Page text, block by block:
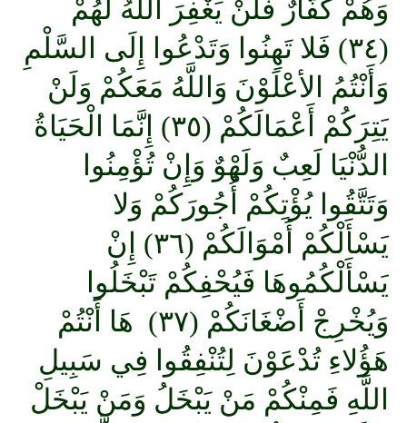
وَهُمْ كُفَّارٌ فَلَنْ يَغْفِرَ اللَّهُ لَهُمْ
(٣٤) فَلا تَهِنُوا وَتَدْعُوا إِلَى السَّلْمِ
وَأَنْتُمُ الأعْلَوْنَ وَاللَّهُ مَعَكُمْ وَلَنْ
يَتِرَكُمْ أَعْمَالَكُمْ (٣٥) إِنَّمَا الْحَيَاةُ
الدُّنْيَا لَعِبٌ وَلَهْوٌ وَإِنْ تُؤْمِنُوا
وَتَتَّقُوا يُؤْتِكُمْ أُجُورَكُمْ وَلا
يَسْأَلْكُمْ أَمْوَالَكُمْ (٣٦) إِنْ
يَسْأَلْكُمُوهَا فَيُحْفِكُمْ تَبْخَلُوا
وَيُخْرِجْ أَضْغَانَكُمْ (٣٧) هَا أَنْتُمْ
هَؤُلاءِ تُدْعَوْنَ لِتُنْفِقُوا فِي سَبِيلِ
اللَّهِ فَمِنْكُمْ مَنْ يَبْخَلُ وَمَنْ يَبْخَلْ